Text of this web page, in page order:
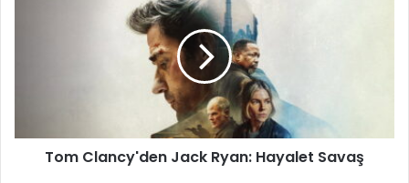
Tom Clancy'den Jack Ryan: Hayalet Savaş